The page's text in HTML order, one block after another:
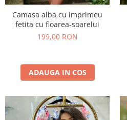
Camasa alba cu imprimeu
fetita cu floarea-soarelui
199,00 RON
ADAUGA IN COS